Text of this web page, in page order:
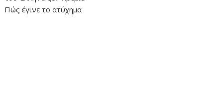
Πώς έγινε το ατύχημα